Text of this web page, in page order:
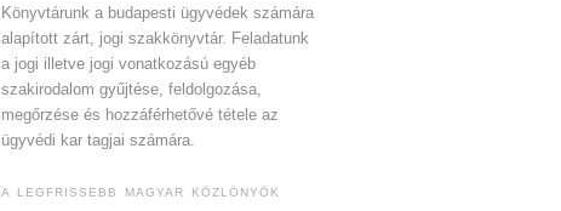
Könyvtárunk a budapesti ügyvédek számára
alapított zárt, jogi szakkönyvtár. Feladatunk
a jogi illetve jogi vonatkozású egyéb
szakirodalom gyűjtése, feldolgozása,
megőrzése és hozzáférhetővé tétele az
ügyvédi kar tagjai számára.
A LEGFRISSEBB MAGYAR KÖZLÖNYÖK